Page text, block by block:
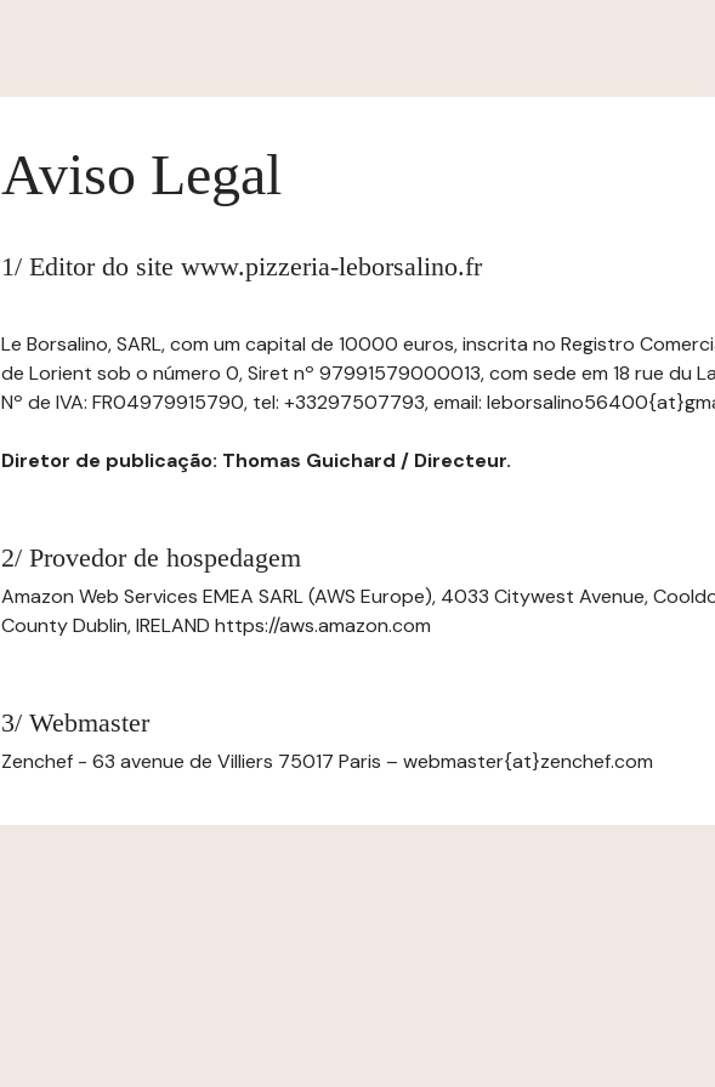
Aviso Legal
1/ Editor do site www.pizzeria-leborsalino.fr
Le Borsalino, SARL, com um capital de 10000 euros, inscrita no Registro
de Lorient sob o número 0, Siret nº 97991579000013, com sede em 18 rue du
Nº de IVA: FR04979915790, tel: +33297507793, email:
Diretor de publicação: Thomas Guichard / Directeur.
2/ Provedor de hospedagem
Amazon Web Services EMEA SARL (AWS Europe), 4033 Citywest Avenue,
County Dublin, IRELAND https://aws.amazon.com
3/ Webmaster
Zenchef - 63 avenue de Villiers 75017 Paris – webmaster{at}zenchef.com